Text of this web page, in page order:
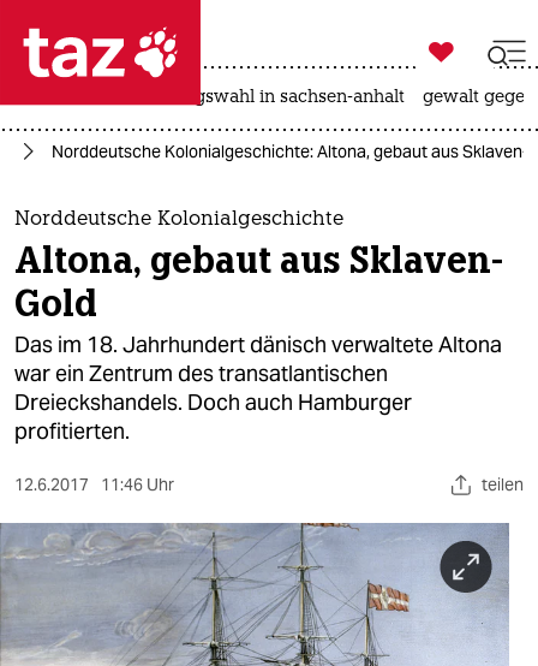
 taz zahl ich
taz zahl ich
themen
politik
öko
gesellschaft
kultur
sport
berlin
wahrheit

taz zahl ich
landtagswahl in sachsen-anhalt gewalt
Norddeutsche Kolonialgeschichte: Altona, gebaut aus Sklaven-
Norddeutsche Kolonialgeschichte
Altona, gebaut aus Sklaven-
Gold
Das im 18. Jahrhundert dänisch verwaltete Altona
war ein Zentrum des transatlantischen
Dreieckshandels. Doch auch Hamburger
profitierten.
12.6.2017 11:46 Uhr teilen